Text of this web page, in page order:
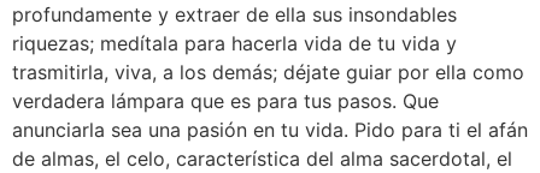
profundamente y extraer de ella sus insondables
riquezas; medítala para hacerla vida de tu vida y
trasmitirla, viva, a los demás; déjate guiar por ella como
verdadera lámpara que es para tus pasos. Que
anunciarla sea una pasión en tu vida. Pido para ti el afán
de almas, el celo, característica del alma sacerdotal, el